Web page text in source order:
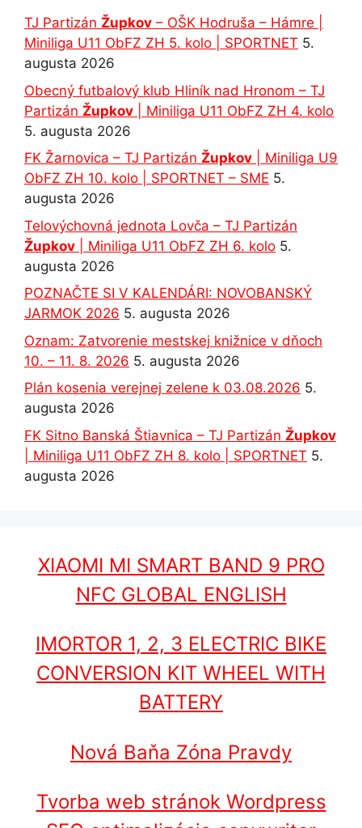
TJ Partizán Župkov – OŠK Hodruša – Hámre |
Miniliga U11 ObFZ ZH 5. kolo | SPORTNET 5.
augusta 2026
Obecný futbalový klub Hliník nad Hronom – TJ
Partizán Župkov | Miniliga U11 ObFZ ZH 4. kolo
5. augusta 2026
FK Žarnovica – TJ Partizán Župkov | Miniliga U9
ObFZ ZH 10. kolo | SPORTNET – SME 5.
augusta 2026
Telovýchovná jednota Lovča – TJ Partizán
Župkov | Miniliga U11 ObFZ ZH 6. kolo 5.
augusta 2026
POZNAČTE SI V KALENDÁRI: NOVOBANSKÝ
JARMOK 2026 5. augusta 2026
Oznam: Zatvorenie mestskej knižnice v dňoch
10. – 11. 8. 2026 5. augusta 2026
Plán kosenia verejnej zelene k 03.08.2026 5.
augusta 2026
FK Sitno Banská Štiavnica – TJ Partizán Župkov
| Miniliga U11 ObFZ ZH 8. kolo | SPORTNET 5.
augusta 2026
XIAOMI MI SMART BAND 9 PRO
NFC GLOBAL ENGLISH
IMORTOR 1, 2, 3 ELECTRIC BIKE
CONVERSION KIT WHEEL WITH
BATTERY
Nová Baňa Zóna Pravdy
Tvorba web stránok Wordpress